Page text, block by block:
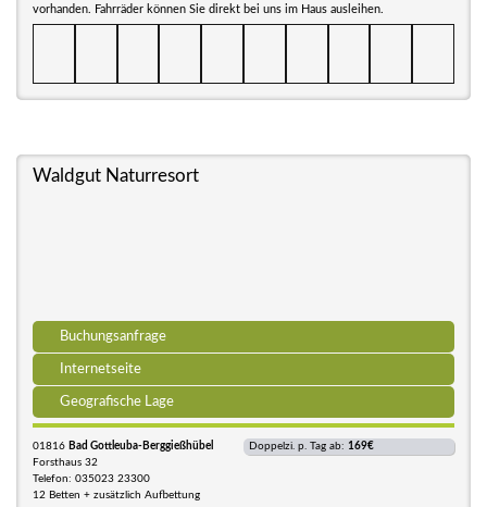
vorhanden. Fahrräder können Sie direkt bei uns im Haus ausleihen.
Waldgut Naturresort
Buchungsanfrage
Internetseite
Geografische Lage
01816 Bad Gottleuba-Berggießhübel
Forsthaus 32
Telefon: 035023 23300
12 Betten + zusätzlich Aufbettung
Doppelzi. p. Tag ab: 169€